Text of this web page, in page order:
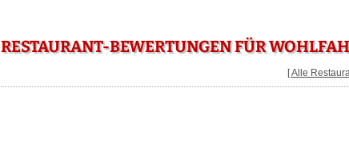
RESTAURANT-BEWERTUNGEN FÜR
[ Alle